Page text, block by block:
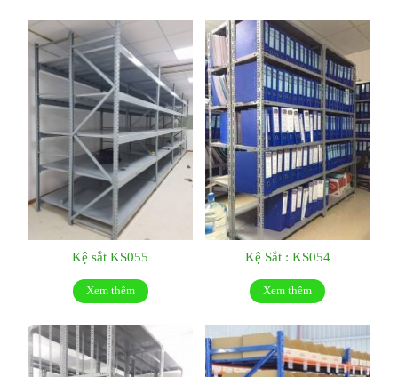
Kệ sắt KS055
Xem thêm
Kệ Sắt : KS054
Xem thêm